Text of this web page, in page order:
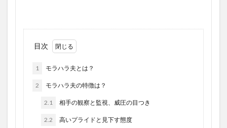
目次
1 モラハラ夫とは？
2 モラハラ夫の特徴は？
2.1 相手の観察と監視、威圧の目つき
2.2 高いプライドと見下す態度